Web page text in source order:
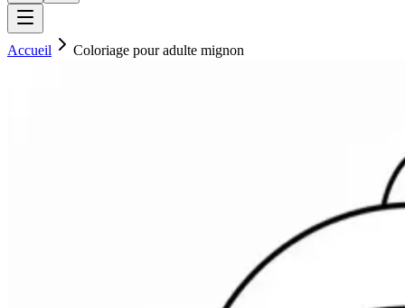
Accueil Coloriage pour adulte mignon